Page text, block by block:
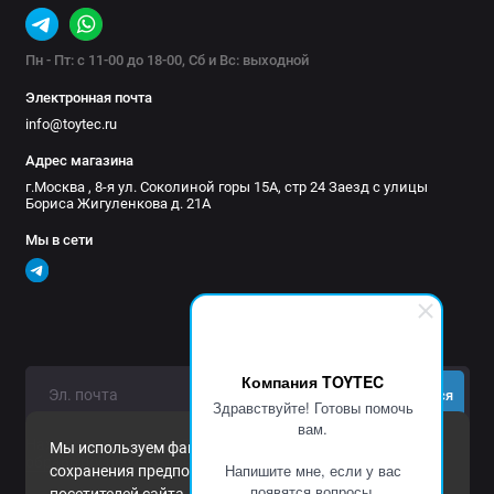
Компания TOYTEC
Здравствуйте! Готовы помочь
вам.
Напишите мне, если у вас
Испытание кейса на герметичность
Мы используем файлы cookie и другие средства
сохранения предпочтений и анализа действий
Пн - Пт: с 11-00 до 18-00, Сб и Вс: выходной
Электронная почта
info@toytec.ru
Адрес магазина
г.Москва , 8-я ул. Соколиной горы 15А, стр 24 Заезд с улицы
Бориса Жигуленкова д. 21А
Мы в сети
Подписаться
Нажимая на кнопку «Подписаться», Вы даете
обработку персональных данных.